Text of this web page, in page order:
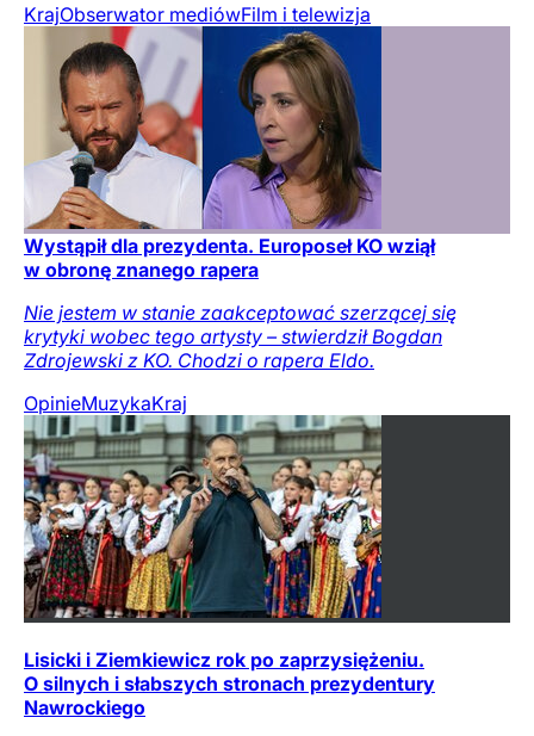
KrajObserwator mediówFilm i telewizja
Wystąpił dla prezydenta. Europoseł KO wziął
w obronę znanego rapera
Nie jestem w stanie zaakceptować szerzącej się
krytyki wobec tego artysty – stwierdził Bogdan
Zdrojewski z KO. Chodzi o rapera Eldo.
OpinieMuzykaKraj
Lisicki i Ziemkiewicz rok po zaprzysiężeniu.
O silnych i słabszych stronach prezydentury
Nawrockiego